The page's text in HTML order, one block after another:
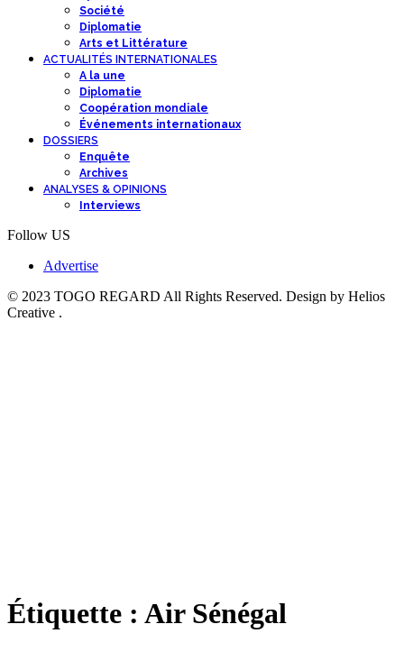
Société
Diplomatie
Arts et Littérature
ACTUALITÉS INTERNATIONALES
A la une
Diplomatie
Coopération mondiale
Événements internationaux
DOSSIERS
Enquête
Archives
ANALYSES & OPINIONS
Interviews
Follow US
Advertise
© 2023 TOGO REGARD All Rights Reserved. Design by Helios
Creative .
Étiquette : Air Sénégal